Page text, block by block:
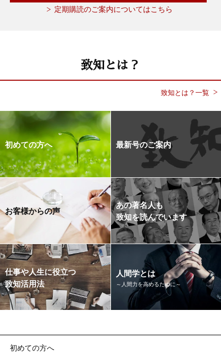
定期購読のご案内についてはこちら
致知とは？
致知とは？一覧
初めての方へ 最新号のご案内
お客様からの声
あの著名人も
致知を読んでいます
仕事や人生に役立つ
致知活用法
人間学とは
～人間力を高めるために～
初めての方へ